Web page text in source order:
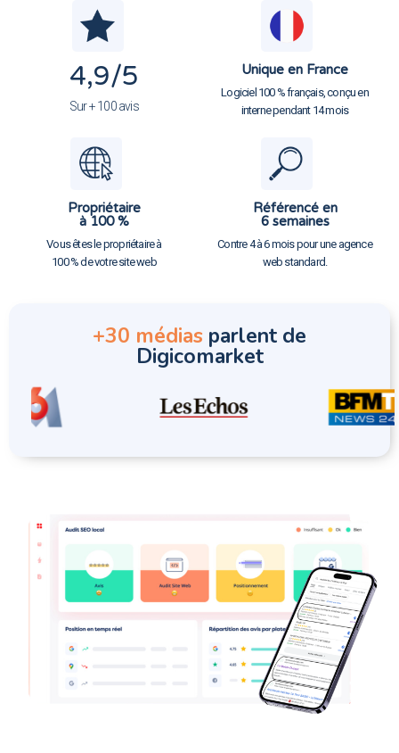
4,9/5
Sur + 100 avis
Unique en France
Logiciel 100 % français, conçu en
interne pendant 14 mois
Propriétaire
à 100 %
Vous êtes le propriétaire à
100 % de votre site web
Référencé en
6 semaines
Contre 4 à 6 mois pour une agence
web standard.
+30 médias parlent de
Digicomarket